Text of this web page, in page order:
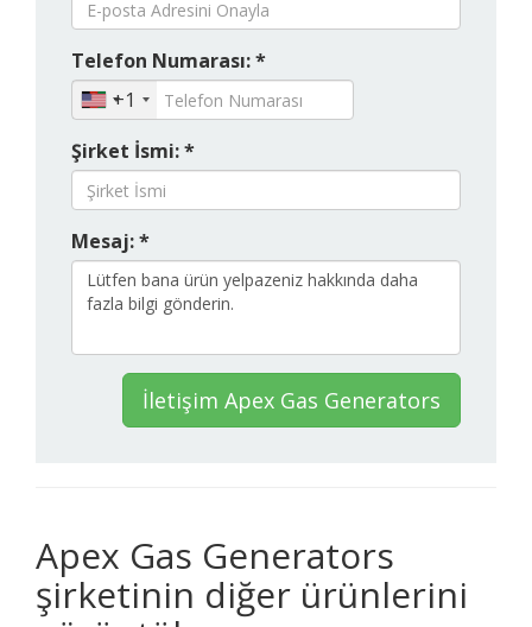
Telefon Numarası: *
+1
Şirket İsmi: *
Mesaj: *
İletişim Apex Gas Generators
Apex Gas Generators
şirketinin diğer ürünlerini